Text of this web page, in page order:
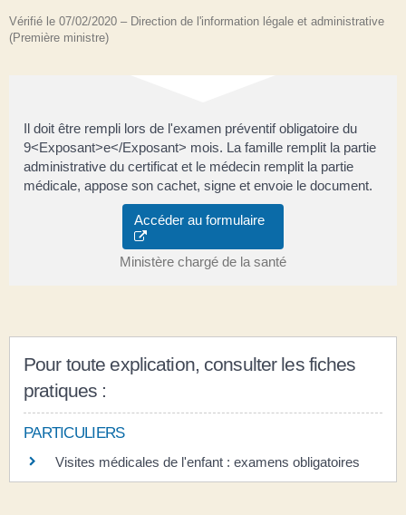
Vérifié le 07/02/2020 – Direction de l'information légale et administrative
(Première ministre)
Il doit être rempli lors de l'examen préventif obligatoire du
9<Exposant>e</Exposant> mois. La famille remplit la partie
administrative du certificat et le médecin remplit la partie
médicale, appose son cachet, signe et envoie le document.
Accéder au formulaire
Ministère chargé de la santé
Pour toute explication, consulter les fiches
pratiques :
PARTICULIERS
Visites médicales de l'enfant : examens obligatoires